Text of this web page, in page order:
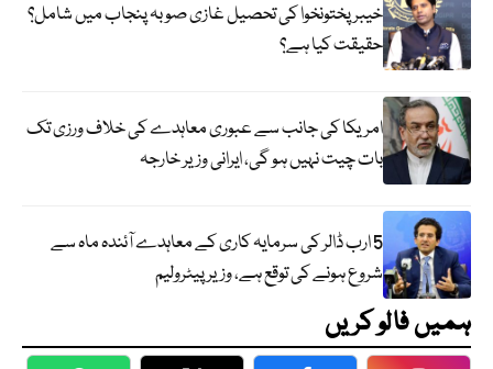
خیبر پختونخوا کی تحصیل غازی صوبہ پنجاب میں شامل؟
حقیقت کیا ہے؟
امریکا کی جانب سے عبوری معاہدے کی خلاف ورزی تک
بات چیت نہیں ہو گی، ایرانی وزیر خارجہ
5 ارب ڈالر کی سرمایہ کاری کے معاہدے آئندہ ماہ سے
شروع ہونے کی توقع ہے، وزیر پیٹرولیم
ہمیں فالو کریں